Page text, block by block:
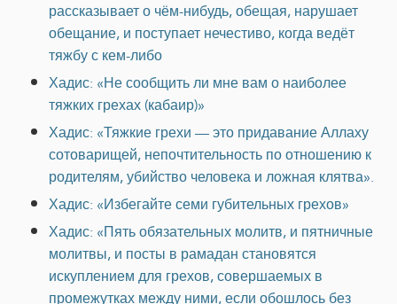
рассказывает о чём-нибудь, обещая, нарушает
обещание, и поступает нечестиво, когда ведёт
тяжбу с кем-либо
Хадис: «Не сообщить ли мне вам о наиболее
тяжких грехах (кабаир)»
Хадис: «Тяжкие грехи — это придавание Аллаху
сотоварищей, непочтительность по отношению к
родителям, убийство человека и ложная клятва».
Хадис: «Избегайте семи губительных грехов»
Хадис: «Пять обязательных молитв, и пятничные
молитвы, и посты в рамадан становятся
искуплением для грехов, совершаемых в
промежутках между ними, если обошлось без